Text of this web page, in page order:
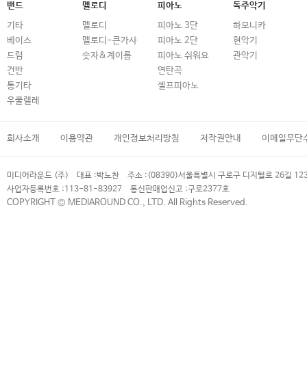
밴드
기타
베이스
드럼
건반
통기타
우쿨렐레
멜로디
멜로디
멜로디-큰가사
숫자&계이름
피아노
피아노 3단
피아노 2단
피아노 쉬워요
연탄곡
셀프피아노
독주악기
하모니카
현악기
관악기
회사소개 이용약관 개인정보처리방침 저작권안내 이메일무단
미디어라운드 (주) 대표 :박노찬 주소 : (08390)서울특별시 구로구 디지털로 26길
사업자등록번호 :113-81-83927 통신판매업신고 :구로2377호
COPYRIGHT © MEDIAROUND CO., LTD. All Rights Reserved.